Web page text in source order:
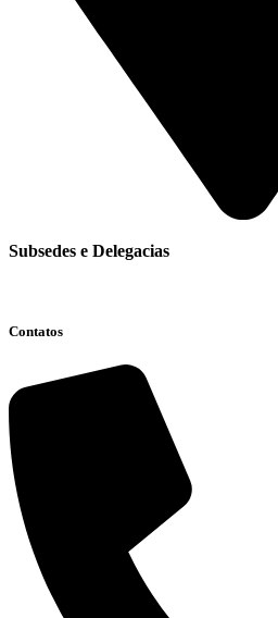
Subsedes e Delegacias
Contatos